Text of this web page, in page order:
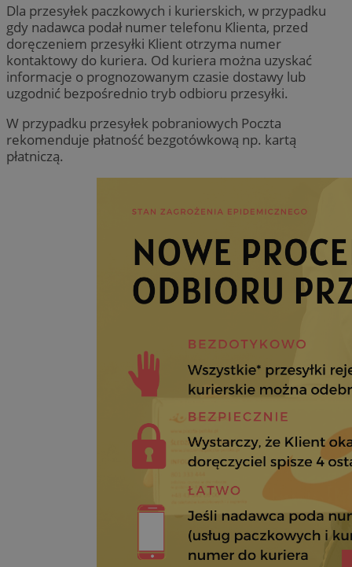
Dla przesyłek paczkowych i kurierskich, w przypadku
gdy nadawca podał numer telefonu Klienta, przed
doręczeniem przesyłki Klient otrzyma numer
kontaktowy do kuriera. Od kuriera można uzyskać
informacje o prognozowanym czasie dostawy lub
uzgodnić bezpośrednio tryb odbioru przesyłki.
W przypadku przesyłek pobraniowych Poczta
rekomenduje płatność bezgotówkową np. kartą
płatniczą.